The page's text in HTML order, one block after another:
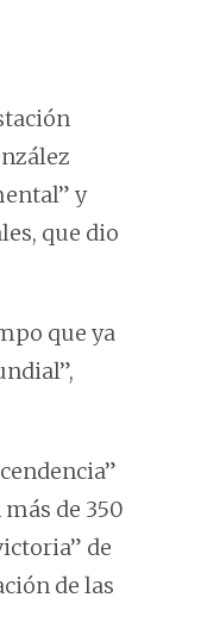
y
que dio
que ya
de 350
de
de las